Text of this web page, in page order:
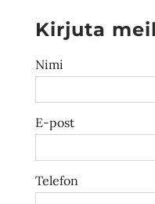
Kirjuta
Nimi
E-post
Telefon